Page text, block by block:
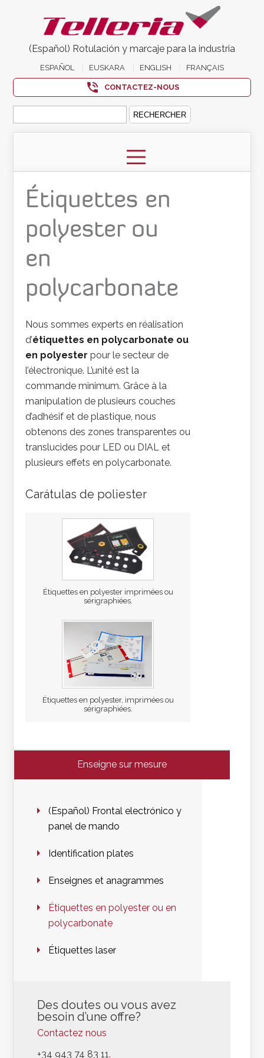
(Español) Rotulación y marcaje para la industria
ESPAÑOL EUSKARA ENGLISH FRANÇAIS
CONTACTEZ-NOUS
Rechercher :
Étiquettes en
polyester ou
en
polycarbonate
Nous sommes experts en réalisation
d’étiquettes en polycarbonate ou
en polyester pour le secteur de
l’électronique. L’unité est la
commande minimum. Grâce à la
manipulation de plusieurs couches
d’adhésif et de plastique, nous
obtenons des zones transparentes ou
translucides pour LED ou DIAL et
plusieurs effets en polycarbonate.
Carátulas de poliester
Étiquettes en polyester imprimées ou
sérigraphiées.
Étiquettes en polyester, imprimées ou
sérigraphiées.
Enseigne sur mesure
(Español) Frontal electrónico y
panel de mando
Identification plates
Enseignes et anagrammes
Étiquettes en polyester ou en
polycarbonate
Étiquettes laser
Des doutes ou vous avez
besoin d’une offre?
Contactez nous
+34 943 74 83 11.